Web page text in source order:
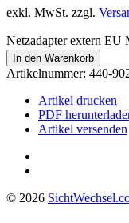
exkl. MwSt. zzgl.
Netzadapter extern EU
In den Warenkorb
Artikelnummer: 440-
Artikel drucken
PDF
Artikel versenden
© 2026 SichtWechsel